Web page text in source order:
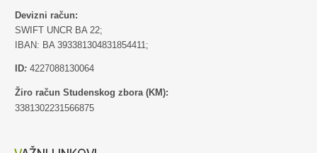
Devizni račun:
SWIFT UNCR BA 22;
IBAN: BA 393381304831854411;
ID: 4227088130064
Žiro račun Studenskog zbora (KM):
3381302231566875